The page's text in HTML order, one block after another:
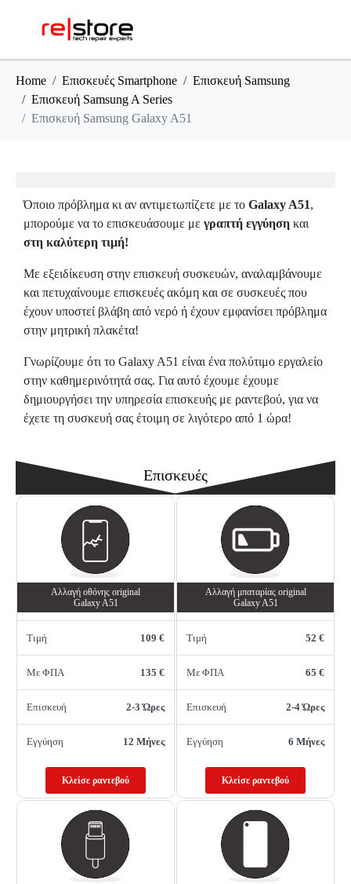
Home Επισκευές Smartphone
Επισκευή Samsung
Επισκευή Samsung A Series
Επισκευή Samsung Galaxy A51
Όποιο πρόβλημα κι αν αντιμετωπίζετε με το Galaxy A51,
μπορούμε να το επισκευάσουμε με γραπτή εγγύηση και
στη καλύτερη τιμή!
Με εξειδίκευση στην επισκευή συσκευών, αναλαμβάνουμε
και πετυχαίνουμε επισκευές ακόμη και σε συσκευές που
έχουν υποστεί βλάβη από νερό ή έχουν εμφανίσει πρόβλημα
στην μητρική πλακέτα!
Γνωρίζουμε ότι το Galaxy A51 είναι ένα πολύτιμο εργαλείο
στην καθημερινότητά σας. Για αυτό έχουμε έχουμε
δημιουργήσει την υπηρεσία επισκευής με ραντεβού, για να
έχετε τη συσκευή σας έτοιμη σε λιγότερο από 1 ώρα!
Επισκευές
Αλλαγή oθόνης οriginal
Galaxy A51
Τιμή 109 €
Με ΦΠΑ 135 €
Επισκευή 2-3 Ώρες
Εγγύηση 12 Μήνες
Κλείσε ραντεβού
Αλλαγή μπαταρίας original
Galaxy A51
Τιμή 52 €
Με ΦΠΑ 65 €
Επισκευή 2-4 Ώρες
Εγγύηση 6 Μήνες
Κλείσε ραντεβού